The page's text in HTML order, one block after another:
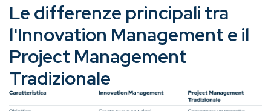
Le differenze principali tra
l'Innovation Management e il
Project Management
Tradizionale